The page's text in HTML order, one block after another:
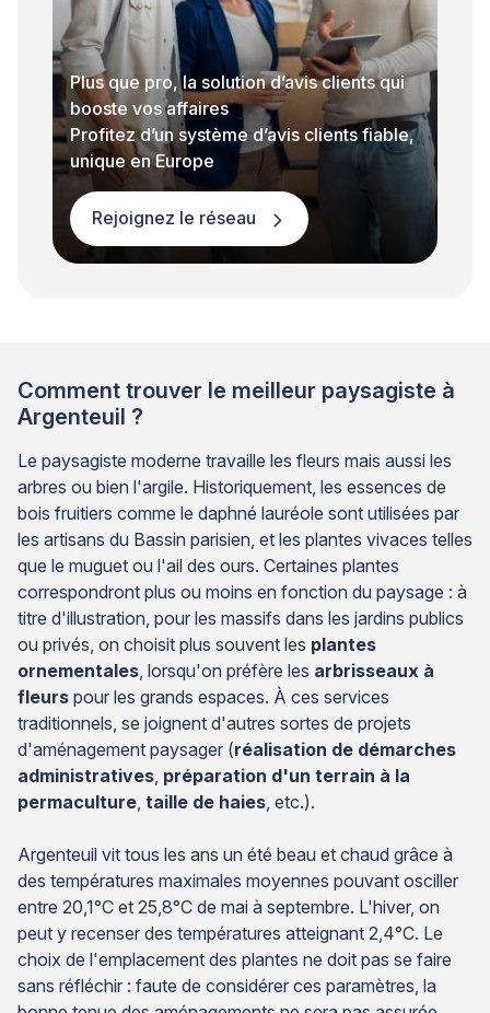
Plus que pro, la solution d’avis clients qui
booste vos affaires
Profitez d’un système d’avis clients fiable,
unique en Europe
Rejoignez le réseau
Comment trouver le meilleur paysagiste à
Argenteuil ?
Le paysagiste moderne travaille les fleurs mais aussi les
arbres ou bien l'argile. Historiquement, les essences de
bois fruitiers comme le daphné lauréole sont utilisées par
les artisans du Bassin parisien, et les plantes vivaces telles
que le muguet ou l'ail des ours. Certaines plantes
correspondront plus ou moins en fonction du paysage : à
titre d'illustration, pour les massifs dans les jardins publics
ou privés, on choisit plus souvent les plantes
ornementales , lorsqu'on préfère les arbrisseaux à
fleurs pour les grands espaces. À ces services
traditionnels, se joignent d'autres sortes de projets
d'aménagement paysager (réalisation de démarches
administratives préparation d'un terrain à la
permaculture taille de haies , etc.).
Argenteuil vit tous les ans un été beau et chaud grâce à
des températures maximales moyennes pouvant osciller
entre 20,1°C et 25,8°C de mai à septembre. L'hiver, on
peut y recenser des températures atteignant 2,4°C. Le
choix de l'emplacement des plantes ne doit pas se faire
sans réfléchir : faute de considérer ces paramètres, la